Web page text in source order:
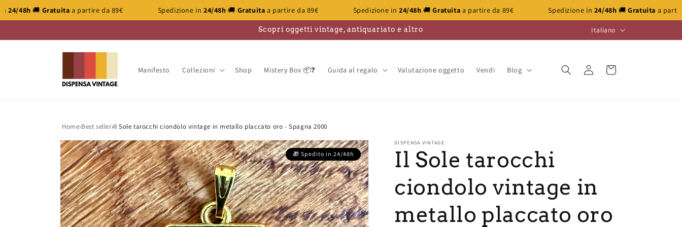
da 89€ Spedizione in 🚚Gratuitaa partire da 89€ Spedizione in 🚚Gratuitaa partire da 89€ Spedizione in 🚚Gratuitaa partire da 89€
direttamente
ai contenuti
Scopri oggetti vintage, antiquariato e altro
L
i
g
Italiano
Manifesto Collezioni Shop Mistery Box 📦❓ Guida al regalo Valutazione oggetto Vendi Blog Accedi Carrello
Home›Best seller›Il Sole tarocchi ciondolo vintage in metallo placcato oro - Spagna 2000
Passa alle
informazioni
sul prodotto
DISPENSA VINTAGE
Il Sole tarocchi
ciondolo vintage in
metallo placcato oro